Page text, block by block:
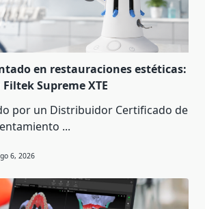
en restauraciones estéticas:
Supreme XTE
por un Distribuidor Certificado de
...
6, 2026